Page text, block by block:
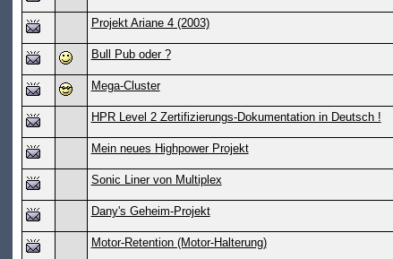
Projekt Ariane 4 (2003)
Bull Pub oder ?
Mega-Cluster
HPR Level 2 Zertifizierungs-Dokumentation in Deutsch !
Mein neues Highpower Projekt
Sonic Liner von Multiplex
Dany's Geheim-Projekt
Motor-Retention (Motor-Halterung)